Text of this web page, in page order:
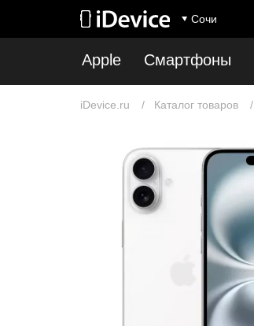
Сочи
Apple Смартфоны
iDevice.ru Каталог товаров